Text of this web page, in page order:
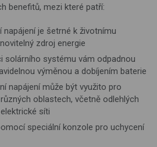
benefitů, mezi které patří:
napájení je šetrné k životnímu
zdroj energie
solárního systému vám odpadnou
výměnou a dobíjením baterie
napájení může být využito pro
oblastech, včetně odlehlých
síti
speciální konzole pro uchycení